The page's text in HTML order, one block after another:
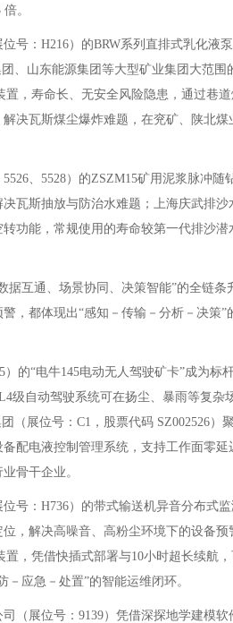
。
：H216）的BRW系列直排式乳化液
、山东能源集团等大型矿业集团大范围
，寿命长、无安全风险隐患，通过巷
决瓦斯煤尘爆炸难题，在兖矿、陕北
、5528）的ZSZM15矿用泥浆脉冲随
瓦斯抽放与防治水难题；上海庆武排沙
功能，常规使用的寿命较第一代排沙潜
互通、场景协同、决策智能”的全链条
，都体现出“感知－传输－分析－决策”
的“电牛145电动无人驾驶矿卡”成为标
级自动驾驶系统可在扬尘、暴雨等复杂
（展位号：C1，股票代码 SZ002526）
配电液控制管理系统，支持工作面零
骨干企业。
号：H736）的带式输送机异音分布式
，解决高噪音、高粉尘环境下的设备
，凭借快插式部署与10小时超长续航
应急－处置”的智能运维闭环。
展位号：9139）凭借深探地学建模软